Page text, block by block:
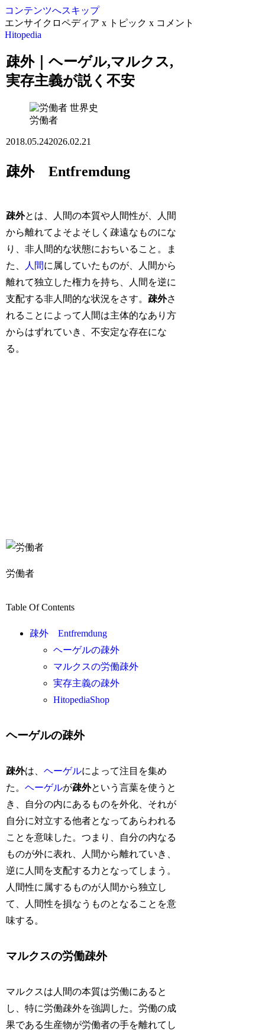
コンテンツへスキップ
エンサイクロペディア x トピック x コメント
Hitopedia
疎外｜ヘーゲル,マルクス,
実存主義が説く不安
世界史
労働者
2018.05.242026.02.21
疎外 Entfremdung
疎外とは、人間の本質や人間性が、人間
から離れてよそよそしく疎遠なものにな
り、非人間的な状態におちいること。ま
た、
人間に属していたものが、人間から
離れて独立した権力を持ち、人間を逆に
支配する非人間的な状況をさす。 疎外さ
れることによって人間は主体的なあり方
からはずれていき、不安定な存在にな
る。
労働者
Table Of Contents
疎外 Entfremdung
ヘーゲルの疎外
マルクスの労働疎外
実存主義の疎外
HitopediaShop
ヘーゲルの疎外
疎外は、ヘーゲルによって注目を集め
た。ヘーゲルが疎外という言葉を使うと
き、自分の内にあるものを外化、それが
自分に対立する他者となってあらわれる
ことを意味した。つまり、自分の内なる
ものが外に表れ、人間から離れていき、
逆に人間を支配する力となってしまう。
人間性に属するものが人間から独立し
て、人間性を損なうものとなることを意
味する。
マルクスの労働疎外
マルクスは人間の本質は労働にあると
し、特に労働疎外を強調した。労働の成
果である生産物が労働者の手を離れてし